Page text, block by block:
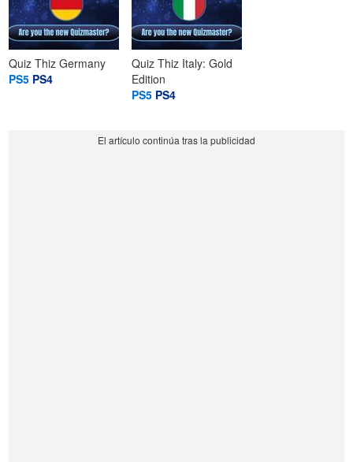
Quiz Thiz Germany
PS5 PS4
Quiz Thiz Italy: Gold
Edition
PS5 PS4